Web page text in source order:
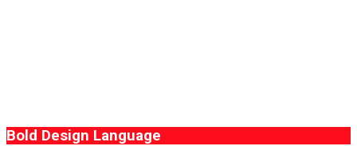
Bold Design Language